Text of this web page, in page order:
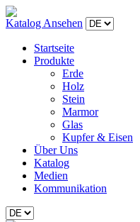
Katalog Ansehen
Startseite
Produkte
Erde
Holz
Stein
Marmor
Glas
Kupfer & Eisen
Über Uns
Katalog
Medien
Kommunikation